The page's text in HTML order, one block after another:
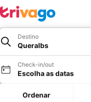
Destino
Queralbs
Check-in/out
Escolha as datas
Ordenar